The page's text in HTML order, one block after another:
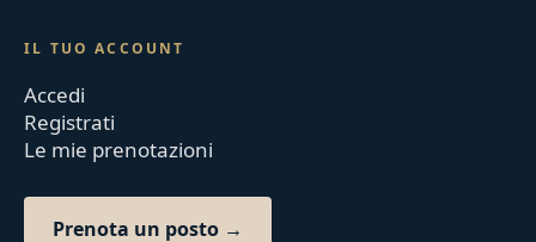
IL TUO ACCOUNT
Accedi
Registrati
Le mie prenotazioni
Prenota un posto →